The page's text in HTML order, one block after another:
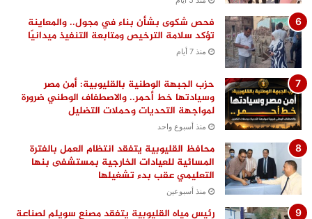
فحص شكوى بشأن بناء في مجول.. والمعاينة
تؤكد سلامة الترخيص ومتابعة التنفيذ ميدانيًا
منذ 7 أيام
حزب الجبهة الوطنية بالقليوبية: أمن مصر
وسيادتها خط أحمر.. والاصطفاف الوطني ضرورة
لمواجهة التحديات وحملات التضليل
منذ أسبوع واحد
محافظ القليوبية يتفقد انتظام العمل بالفترة
المسائية للعيادات الخارجية بمستشفى بنها
التعليمي عقب بدء تشغيلها
منذ أسبوعين
رئيس مياه القليوبية يتفقد مصنع سويلم لصناعة